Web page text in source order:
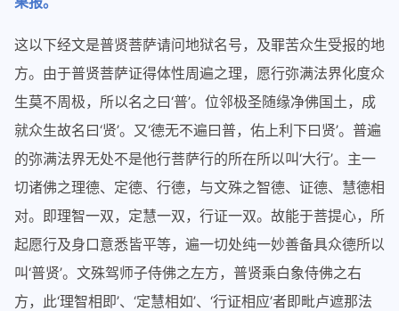
这以下经文是普贤菩萨请问地狱名号，及罪苦众生受报的地
方。由于普贤菩萨证得体性周遍之理，愿行弥满法界化度众
生莫不周极，所以名之曰‘普’。位邻极圣随缘净佛国土，成
就众生故名曰‘贤’。又‘德无不遍曰普，佑上利下曰贤’。普遍
的弥满法界无处不是他行菩萨行的所在所以叫‘大行’。主一
切诸佛之理德、定德、行德，与文殊之智德、证德、慧德相
对。即理智一双，定慧一双，行证一双。故能于菩提心，所
起愿行及身口意悉皆平等，遍一切处纯一妙善备具众德所以
叫‘普贤’。文殊驾师子侍佛之左方，普贤乘白象侍佛之右
方，此‘理智相即’、‘定慧相如’、‘行证相应’者即毗卢遮那法